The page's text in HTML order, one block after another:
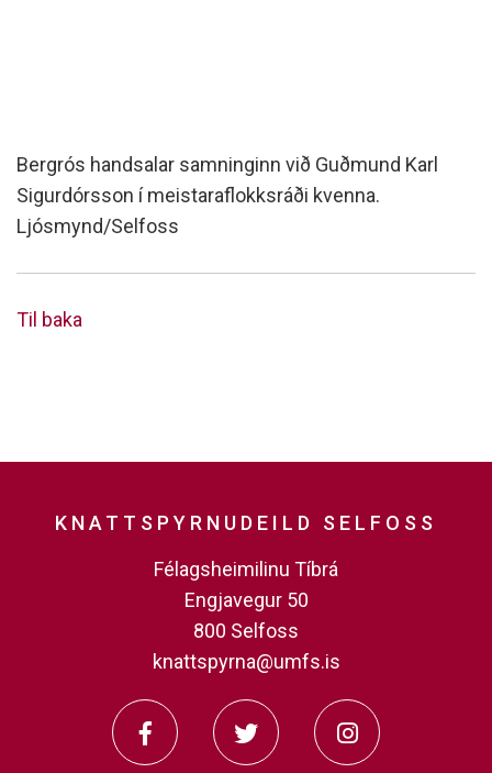
Bergrós handsalar samninginn við Guðmund Karl
Sigurdórsson í meistaraflokksráði kvenna.
Ljósmynd/Selfoss
Til baka
KNATTSPYRNUDEILD SELFOSS
Félagsheimilinu Tíbrá
Engjavegur 50
800 Selfoss
knattspyrna@umfs.is